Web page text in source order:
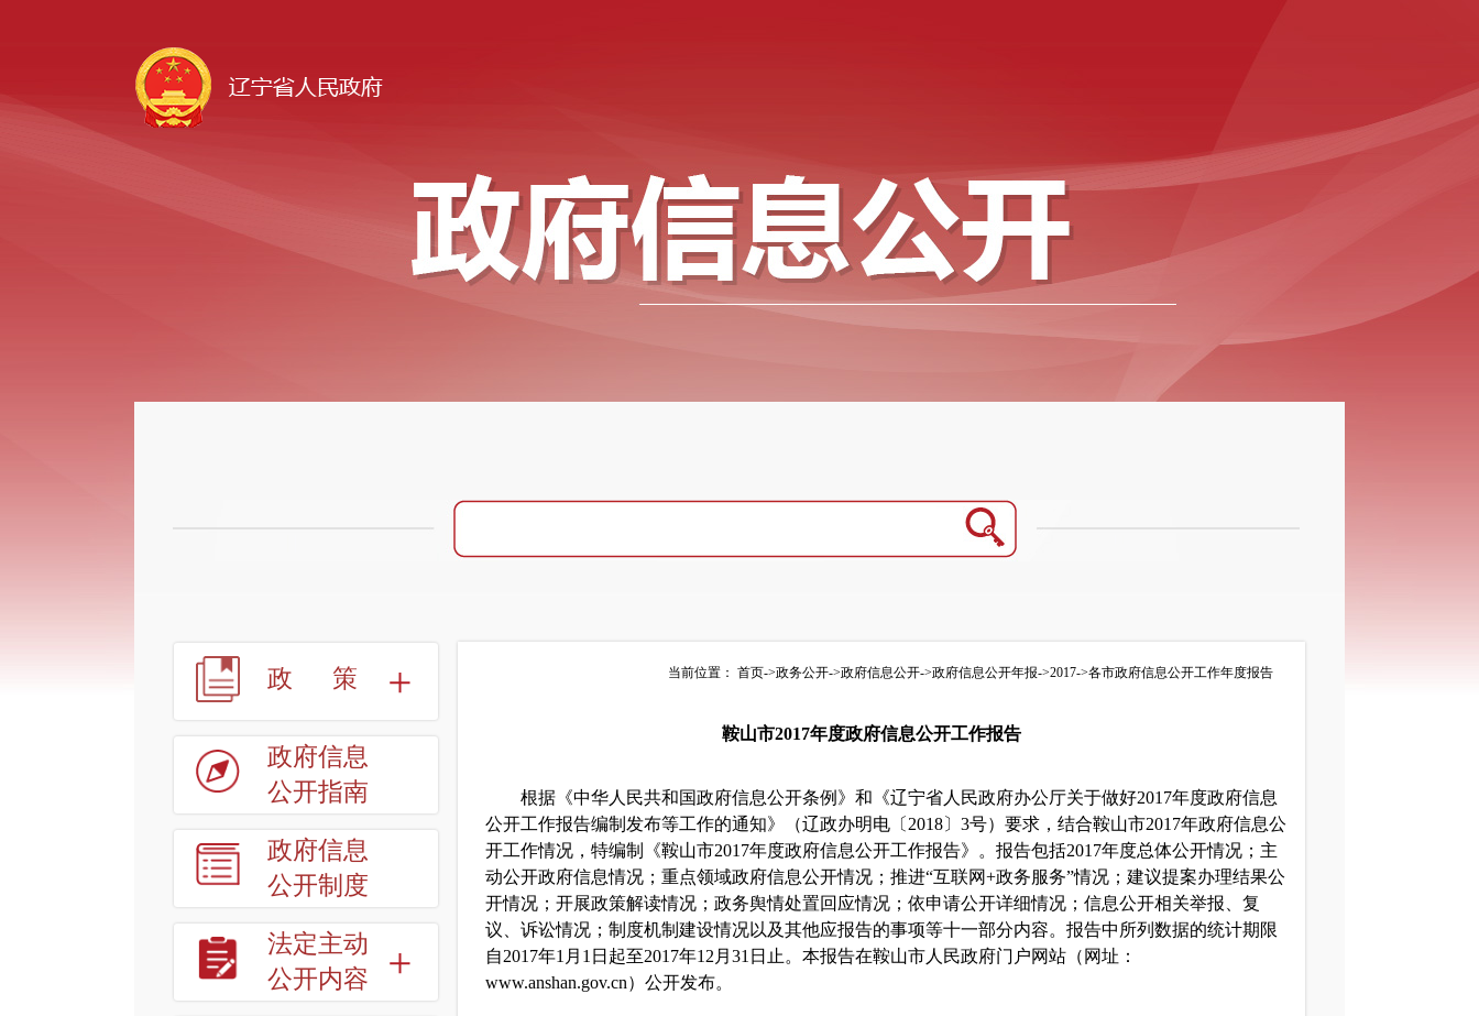
政 策
政府信息
公开指南
政府信息
公开制度
法定主动
公开内容
当前位置： 首页->政务公开->政府信息公开->政府信息公开年报->2017->各市政府信息公开工作年度报告
鞍山市2017年度政府信息公开工作报告
根据《中华人民共和国政府信息公开条例》和《辽宁省人民政府办公厅关于做好2017年度政府信息
公开工作报告编制发布等工作的通知》（辽政办明电〔2018〕3号）要求，结合鞍山市2017年政府信息公
开工作情况，特编制《鞍山市2017年度政府信息公开工作报告》。报告包括2017年度总体公开情况；主
动公开政府信息情况；重点领域政府信息公开情况；推进“互联网+政务服务”情况；建议提案办理结果公
开情况；开展政策解读情况；政务舆情处置回应情况；依申请公开详细情况；信息公开相关举报、复
议、诉讼情况；制度机制建设情况以及其他应报告的事项等十一部分内容。报告中所列数据的统计期限
自2017年1月1日起至2017年12月31日止。本报告在鞍山市人民政府门户网站（网址：
www.anshan.gov.cn）公开发布。